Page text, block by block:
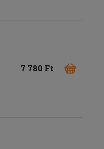
7 780 Ft